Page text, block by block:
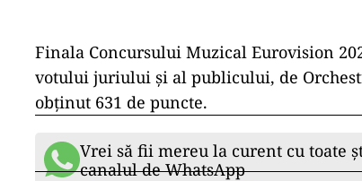
Finala Concursului Muzical Eurovision
votului juriului și al publicului, de
obținut 631 de puncte.
Vrei să fii mereu la curent cu toate
canalul de WhatsApp